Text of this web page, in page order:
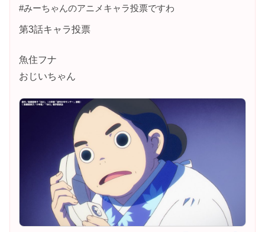
#みーちゃんのアニメキャラ投票ですわ
第3話キャラ投票
魚住フナ
おじいちゃん